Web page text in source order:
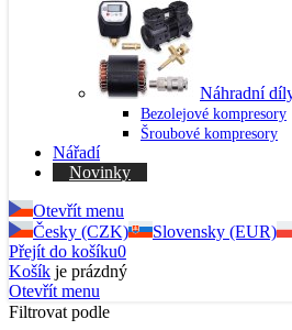
Náhradní
Bezolejové kompresory
Šroubové kompresory
Nářadí
Novinky
Otevřít menu
Česky (CZK)
Slovensky (EUR)
Přejít do košíku0
Košík je prázdný
Otevřít menu
Filtrovat podle